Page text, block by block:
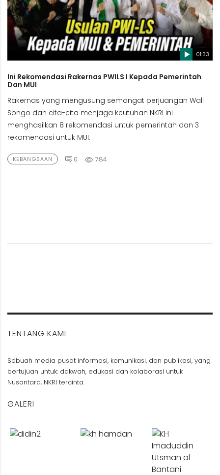
01:33
Ini Rekomendasi Rakernas PWILS I Kepada Pemerintah
Dan MUI
Rakernas yang mengusung semangat perjuangan Wali
Songo dan cita-cita menjaga keutuhan NKRI ini
menghasilkan 8 rekomendasi untuk pemerintah dan 3
rekomendasi untuk MUI.
KEBANGSAAN 0 784
TENTANG KAMI
Sebuah media pusat informasi, komunikasi, dan publikasi, yang
bertujuan untuk: dakwah, edukasi dan kolaborasi untuk
Nusantara, NKRI tercinta.
GALERI